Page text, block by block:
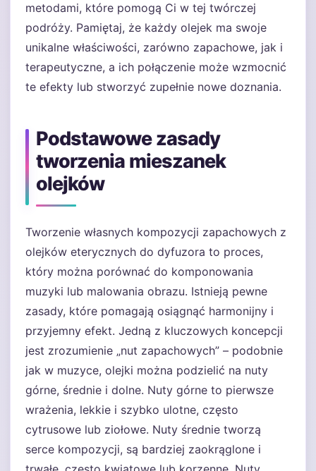
metodami, które pomogą Ci w tej twórczej
podróży. Pamiętaj, że każdy olejek ma swoje
unikalne właściwości, zarówno zapachowe, jak i
terapeutyczne, a ich połączenie może wzmocnić
te efekty lub stworzyć zupełnie nowe doznania.
Podstawowe zasady
tworzenia mieszanek
olejków
Tworzenie własnych kompozycji zapachowych z
olejków eterycznych do dyfuzora to proces,
który można porównać do komponowania
muzyki lub malowania obrazu. Istnieją pewne
zasady, które pomagają osiągnąć harmonijny i
przyjemny efekt. Jedną z kluczowych koncepcji
jest zrozumienie „nut zapachowych” – podobnie
jak w muzyce, olejki można podzielić na nuty
górne, średnie i dolne. Nuty górne to pierwsze
wrażenia, lekkie i szybko ulotne, często
cytrusowe lub ziołowe. Nuty średnie tworzą
serce kompozycji, są bardziej zaokrąglone i